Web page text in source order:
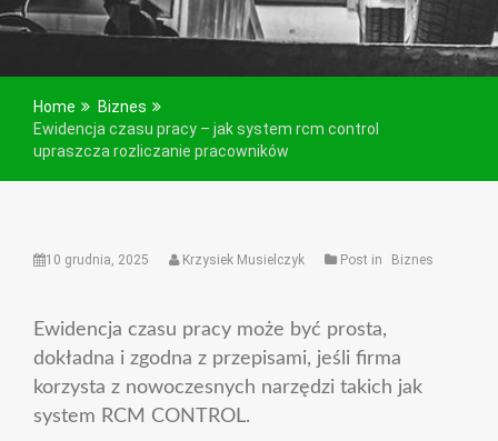
Home
Biznes
Ewidencja czasu pracy – jak system rcm control
upraszcza rozliczanie pracowników
10 grudnia, 2025 Krzysiek Musielczyk Post in Biznes
Ewidencja czasu pracy może być prosta,
dokładna i zgodna z przepisami, jeśli firma
korzysta z nowoczesnych narzędzi takich jak
system RCM CONTROL.